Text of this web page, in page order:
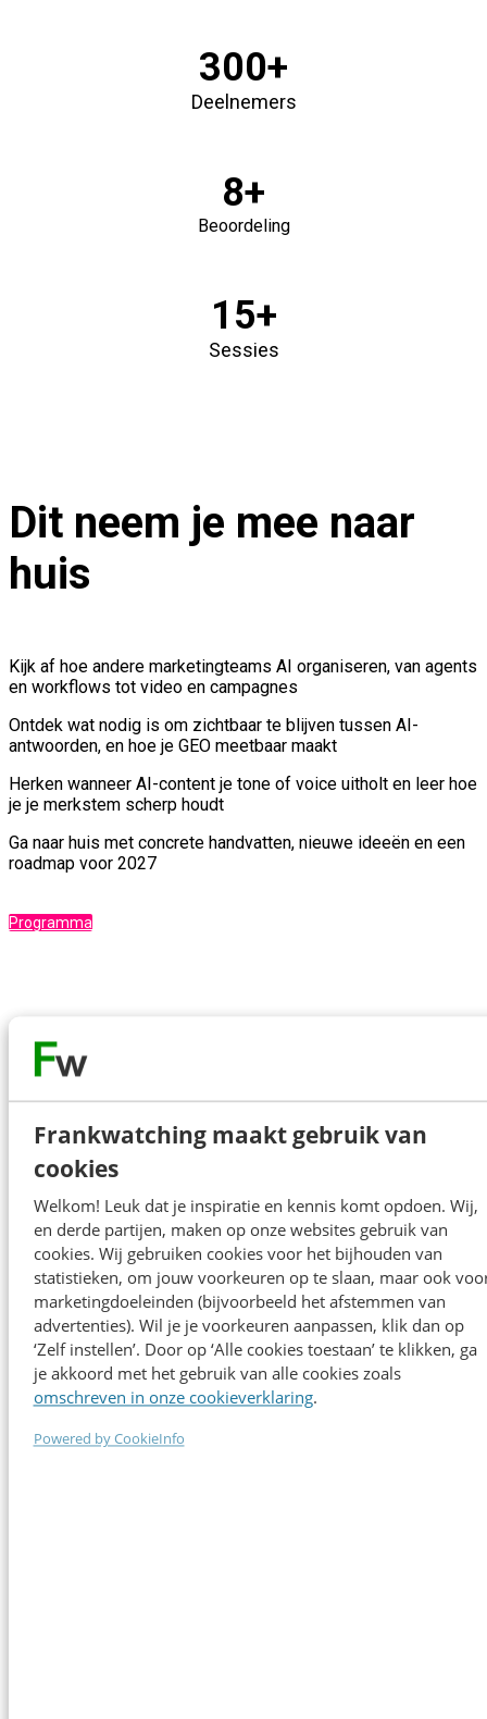
Frankwatching maakt gebruik van
cookies
Welkom! Leuk dat je inspiratie en kennis komt opdoen. Wij,
en derde partijen, maken op onze websites gebruik van
cookies. Wij gebruiken cookies voor het bijhouden van
statistieken, om jouw voorkeuren op te slaan, maar ook
marketingdoeleinden (bijvoorbeeld het afstemmen van
advertenties). Wil je je voorkeuren aanpassen, klik dan op
‘Zelf instellen’. Door op ‘Alle cookies toestaan’ te klikken, ga
je akkoord met het gebruik van alle cookies zoals
omschreven in onze cookieverklaring.
Powered by CookieInfo
300+
Deelnemers
8+
Beoordeling
15+
Sessies
Dit neem je mee naar
huis
Kijk af hoe andere marketingteams AI organiseren, van agents
en workflows tot video en campagnes
Ontdek wat nodig is om zichtbaar te blijven tussen AI-
antwoorden, en hoe je GEO meetbaar maakt
Herken wanneer AI-content je tone of voice uitholt en leer hoe
je je merkstem scherp houdt
Ga naar huis met concrete handvatten, nieuwe ideeën en een
roadmap voor 2027
Programma
Onze sprekers
Alle sprekers
Floor Everts
Samsung
Hoe Samsung hun Koreaanse heritage tot
leven bracht voor zijn members: van
strategie tot uitvoering